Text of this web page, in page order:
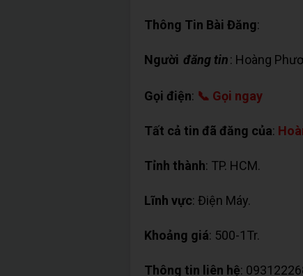
Thông Tin Bài Đăng:
Người đăng tin: Hoàng
Gọi điện: 📞 Gọi ngay
Tất cả tin đã đăng của:
Tỉnh thành: TP. HCM.
Lĩnh vực: Điện Máy.
Khoảng giá: 500-1Tr.
Thông tin liên hệ: